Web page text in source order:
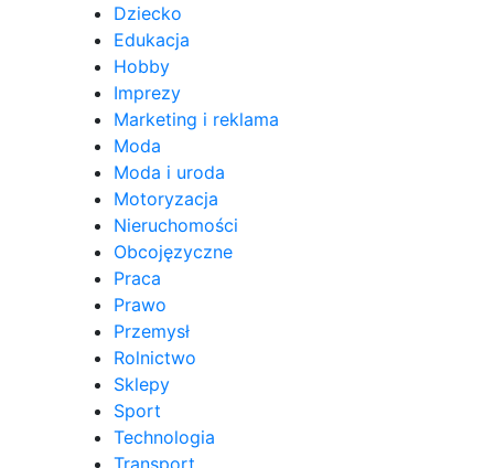
Dziecko
Edukacja
Hobby
Imprezy
Marketing i reklama
Moda
Moda i uroda
Motoryzacja
Nieruchomości
Obcojęzyczne
Praca
Prawo
Przemysł
Rolnictwo
Sklepy
Sport
Technologia